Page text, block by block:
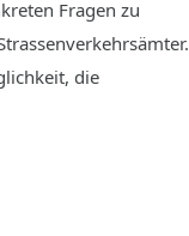
Fragen zu
die